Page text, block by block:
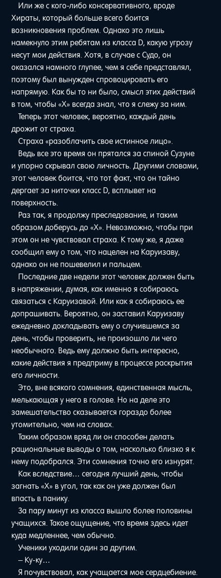
Или же с кого-либо консервативного, вроде
Хираты, который больше всего боится
возникновения проблем. Однако это лишь
намекнуло этим ребятам из класса D, какую угрозу
несут мои действия. Хотя, в случае с Судо, он
оказался намного глупее, чем я себе представлял,
поэтому был вынужден спровоцировать его
напрямую. Как бы то ни было, смысл этих действий
в том, чтобы «Х» всегда знал, что я слежу за ним.
Теперь этот человек, вероятно, каждый день
дрожит от страха.
Страха «разоблачить свое истинное лицо».
Ведь все это время он прятался за спиной Сузуне
и упорно скрывал свою личность. Другими словами,
этот человек боится, что тот факт, что он тайно
дергает за ниточки класс D, всплывет на
поверхность.
Раз так, я продолжу преследование, и таким
образом доберусь до «Х». Невозможно, чтобы при
этом он не чувствовал страха. К тому же, я даже
сообщил ему о том, что нацелен на Каруизаву,
однако он не пошевелил и пальцем.
Последние две недели этот человек должен быть
в напряжении, думая, как именно я собираюсь
связаться с Каруизавой. Или как я собираюсь ее
допрашивать. Вероятно, он заставил Каруизаву
ежедневно докладывать ему о случившемся за
день, чтобы проверить, не произошло ли чего
необычного. Ведь ему должно быть интересно,
какие действия я предприму в процессе раскрытия
его личности.
Это, вне всякого сомнения, единственная мысль,
мелькающая у него в голове. Но на деле это
замешательство сказывается гораздо более
утомительно, чем на словах.
Таким образом вряд ли он способен делать
рациональные выводы о том, насколько близко я к
нему подобрался. Эти сомнения точно его изнурят.
Как вследствие… сегодня лучший день, чтобы
загнать «Х» в угол, так как он уже должен был
впасть в панику.
За пару минут из класса вышло более половины
учащихся. Такое ощущение, что время здесь идет
куда медленнее, чем обычно.
Ученики уходили один за другим.
– Ку-ку…
Я почувствовал, как учащается мое сердцебиение.